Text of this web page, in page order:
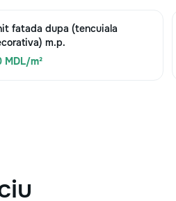
fatada dupa (tencuiala
m.p.
MDL/m²